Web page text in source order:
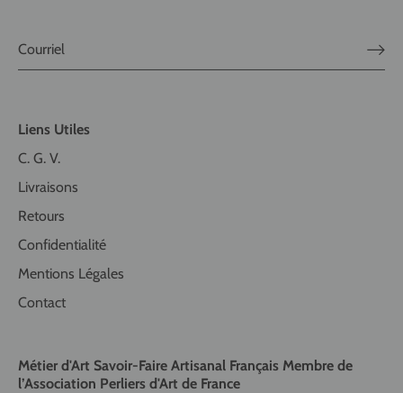
Liens Utiles
C. G. V.
Livraisons
Retours
Confidentialité
Mentions Légales
Contact
Métier d'Art Savoir-Faire Artisanal Français Membre de
l’Association Perliers d'Art de France